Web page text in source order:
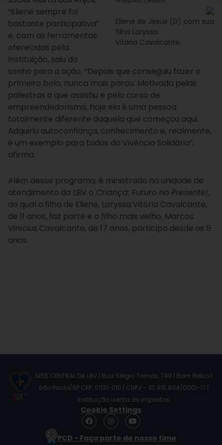
Eliene de Jesus (D) com sua
filha Laryssa
Vitória Cavalcante.
“Eliene sempre foi
bastante participativa”
e, com as ferramentas
oferecidas pela
Instituição, saiu do
sonho para a ação. “Depois que conseguiu fazer o
primeiro bolo, nunca mais parou. Motivada pelas
palestras a que assistiu e pelo curso de
empreendedorismo, hoje ela é uma pessoa
totalmente diferente daquela que começou aqui.
Adquiriu autoconfiança, conhecimento e, realmente,
é um exemplo para todos do Vivência Solidária”,
afirma.
Além desse programa, é ministrado na unidade de
atendimento da LBV o Criança: Futuro no Presente!,
do qual a filha de Eliene, Laryssa Vitória Cavalcante,
de 11 anos, faz parte e o filho mais velho, Marcos
Vinícius Cavalcante, de 17 anos, participa desde os 6
anos.
SEDE CENTRAL DA LBV | Rua Sérgio Tomás, 740 | Bom Retiro |
São Paulo/SP CEP: 01131-010 | CNPJ – 33.915.604/0001-17 |
Instituição isenta de impostos
Cookie Settings
F
a
e
I
n
s
t
Y
o
t
PCD - Faça parte do nosso time